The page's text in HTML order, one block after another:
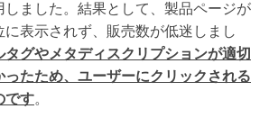
しました。結果として、製品ページが
表示されず、販売数が低迷しまし
タグやメタディスクリプションが適切
ったため、ユーザーにクリックされる
です。